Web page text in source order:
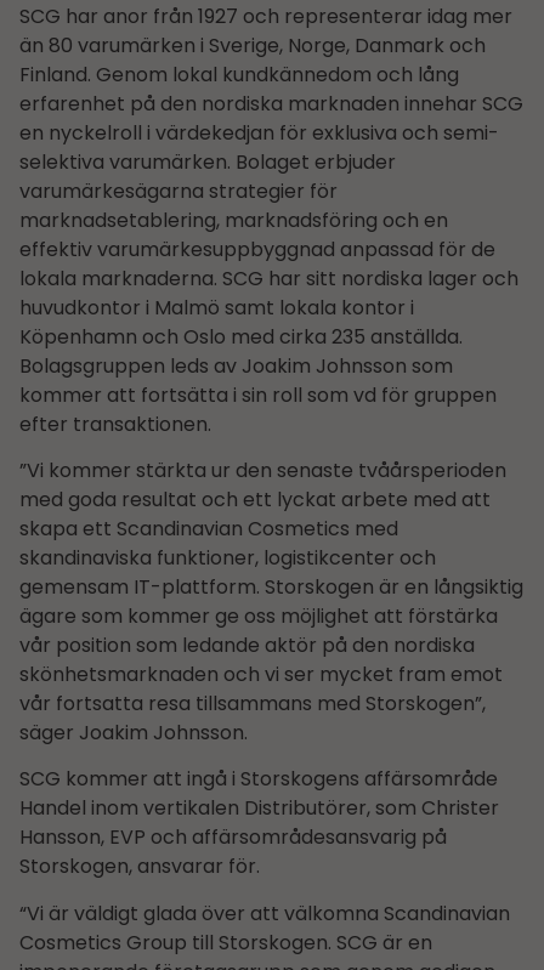
SCG har anor från 1927 och representerar idag mer
än 80 varumärken i Sverige, Norge, Danmark och
Finland. Genom lokal kundkännedom och lång
erfarenhet på den nordiska marknaden innehar SCG
en nyckelroll i värdekedjan för exklusiva och semi-
selektiva varumärken. Bolaget erbjuder
varumärkesägarna strategier för
marknadsetablering, marknadsföring och en
effektiv varumärkesuppbyggnad anpassad för de
lokala marknaderna. SCG har sitt nordiska lager och
huvudkontor i Malmö samt lokala kontor i
Köpenhamn och Oslo med cirka 235 anställda.
Bolagsgruppen leds av Joakim Johnsson som
kommer att fortsätta i sin roll som vd för gruppen
efter transaktionen.
”Vi kommer stärkta ur den senaste tvåårsperioden
med goda resultat och ett lyckat arbete med att
skapa ett Scandinavian Cosmetics med
skandinaviska funktioner, logistikcenter och
gemensam IT-plattform. Storskogen är en långsiktig
ägare som kommer ge oss möjlighet att förstärka
vår position som ledande aktör på den nordiska
skönhetsmarknaden och vi ser mycket fram emot
vår fortsatta resa tillsammans med Storskogen”,
säger Joakim Johnsson.
SCG kommer att ingå i Storskogens affärsområde
Handel inom vertikalen Distributörer, som Christer
Hansson, EVP och affärsområdes­ansvarig på
Storskogen, ansvarar för.
“Vi är väldigt glada över att välkomna Scandinavian
Cosmetics Group till Storskogen. SCG är en